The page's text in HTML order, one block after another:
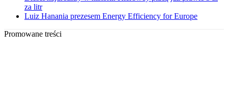
za litr
Luiz Hanania prezesem Energy Efficiency for Europe
Promowane treści